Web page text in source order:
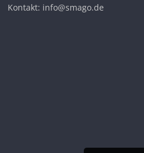
Kontakt: info@smago.de